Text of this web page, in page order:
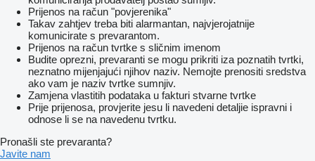
Prijenos na račun "povjerenika"
Takav zahtjev treba biti alarmantan, najvjerojatnije
komunicirate s prevarantom.
Prijenos na račun tvrtke s sličnim imenom
Budite oprezni, prevaranti se mogu prikriti iza poznatih tvrtki,
neznatno mijenjajući njihov naziv. Nemojte prenositi sredstva
ako vam je naziv tvrtke sumnjiv.
Zamjena vlastitih podataka u fakturi stvarne tvrtke
Prije prijenosa, provjerite jesu li navedeni detaljie ispravni i
odnose li se na navedenu tvrtku.
Pronašli ste prevaranta?
Javite nam